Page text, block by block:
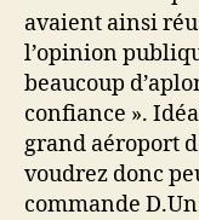
avaient ainsi
l’opinion
beaucoup
confiance ».
grand aéroport
voudrez donc
commande